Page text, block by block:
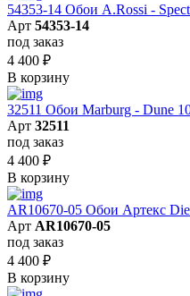
54353-14 Обои A.Rossi -
Арт 54353-14
под заказ
4 400 ₽
В корзину
32511 Обои Marburg - Dune
Арт 32511
под заказ
4 400 ₽
В корзину
AR10670-05 Обои Артекс
Арт AR10670-05
под заказ
4 400 ₽
В корзину